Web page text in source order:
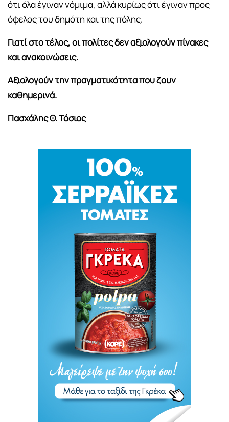
ότι όλα έγιναν νόμιμα, αλλά κυρίως ότι έγιναν προς
όφελος του δημότη και της πόλης.
Γιατί στο τέλος, οι πολίτες δεν αξιολογούν πίνακες
και ανακοινώσεις.
Αξιολογούν την πραγματικότητα που ζουν
καθημερινά.
Πασχάλης Θ. Τόσιος